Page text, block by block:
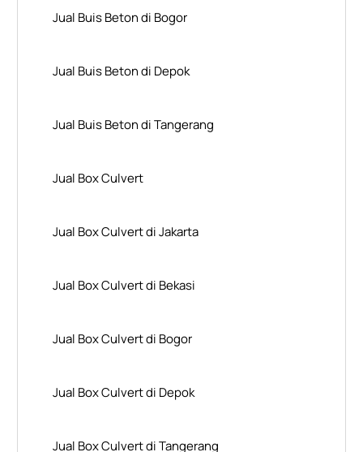
Jual Buis Beton di Bogor
Jual Buis Beton di Depok
Jual Buis Beton di Tangerang
Jual Box Culvert
Jual Box Culvert di Jakarta
Jual Box Culvert di Bekasi
Jual Box Culvert di Bogor
Jual Box Culvert di Depok
Jual Box Culvert di Tangerang